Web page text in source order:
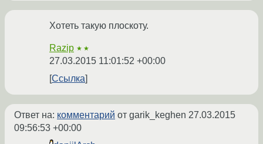
Хотеть такую плоскоту.
Razip ★★
27.03.2015 11:01:52 +00:00
Ссылка
Ответ на: комментарий от garik_keghen 27.03.2015
09:56:53 +00:00